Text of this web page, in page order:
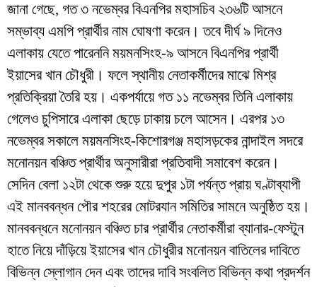
জানা গেছে, গত ৩ নভেম্বর বিএনপির মহাসচিব ২৩৬টি আসনে
সম্ভাব্য এমপি প্রার্থীর নাম ঘোষণা করেন। তবে দীর্ঘ ৯ দিনেও
এলাকায় যেতে পারেননি ময়মনসিংহ-৯ আসনে বিএনপির প্রার্থী
ইয়াসের খান চৌধুরী। ফলে স্থানীয় নেতাকর্মীদের মাঝে মিশ্র
প্রতিক্রিয়া তৈরি হয়। একপর্যায়ে গত ১১ নভেম্বর তিনি এলাকায়
গেলেও চুপিসারে এলাকা ছেড়ে ঢাকায় চলে আসেন। এরপর ১৩
নভেম্বর সকালে ময়মনসিংহ-কিশোরগঞ্জ মহাসড়কের নান্দাইল সদরে
মনোনয়ন বঞ্চিত প্রার্থীর অনুসারীরা প্রতিবাদী সমাবেশ করেন।
সেদিন বেলা ১২টা থেকে শুরু হয়ে দুপুর ১টা পর্যন্ত প্রায় ঘণ্টাব্যাপী
এই মানববন্ধন পৌর শহরের মোটরযান সমিতির সামনে অনুষ্ঠিত হয়।
মানববন্ধনে মনোনয়ন বঞ্চিত চার প্রার্থীর নেতাকর্মীরা ব্যানার-ফেস্টুন
হাতে নিয়ে দাঁড়িয়ে ইয়াসের খান চৌধুরীর মনোনয়ন বাতিলের দাবিতে
বিভিন্ন স্লোগান দেন এবং তাদের দাবি সংবলিত বিভিন্ন কথা প্রদর্শন